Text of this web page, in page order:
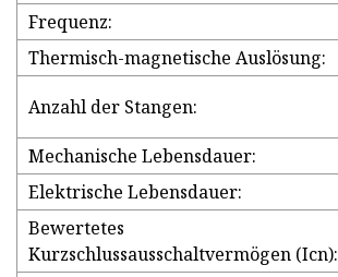
Frequenz:
Thermisch-magnetische Auslösung:
Anzahl der Stangen:
Mechanische Lebensdauer:
Elektrische Lebensdauer:
Bewertetes
Kurzschlussausschaltvermögen (Icn):